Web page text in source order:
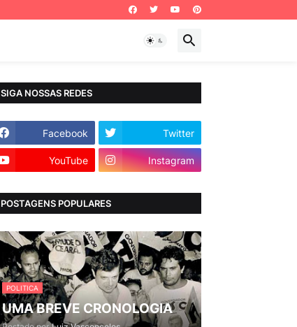
SIGA NOSSAS REDES
Facebook Twitter
YouTube Instagram
POSTAGENS POPULARES
POLITICA
UMA BREVE CRONOLOGIA